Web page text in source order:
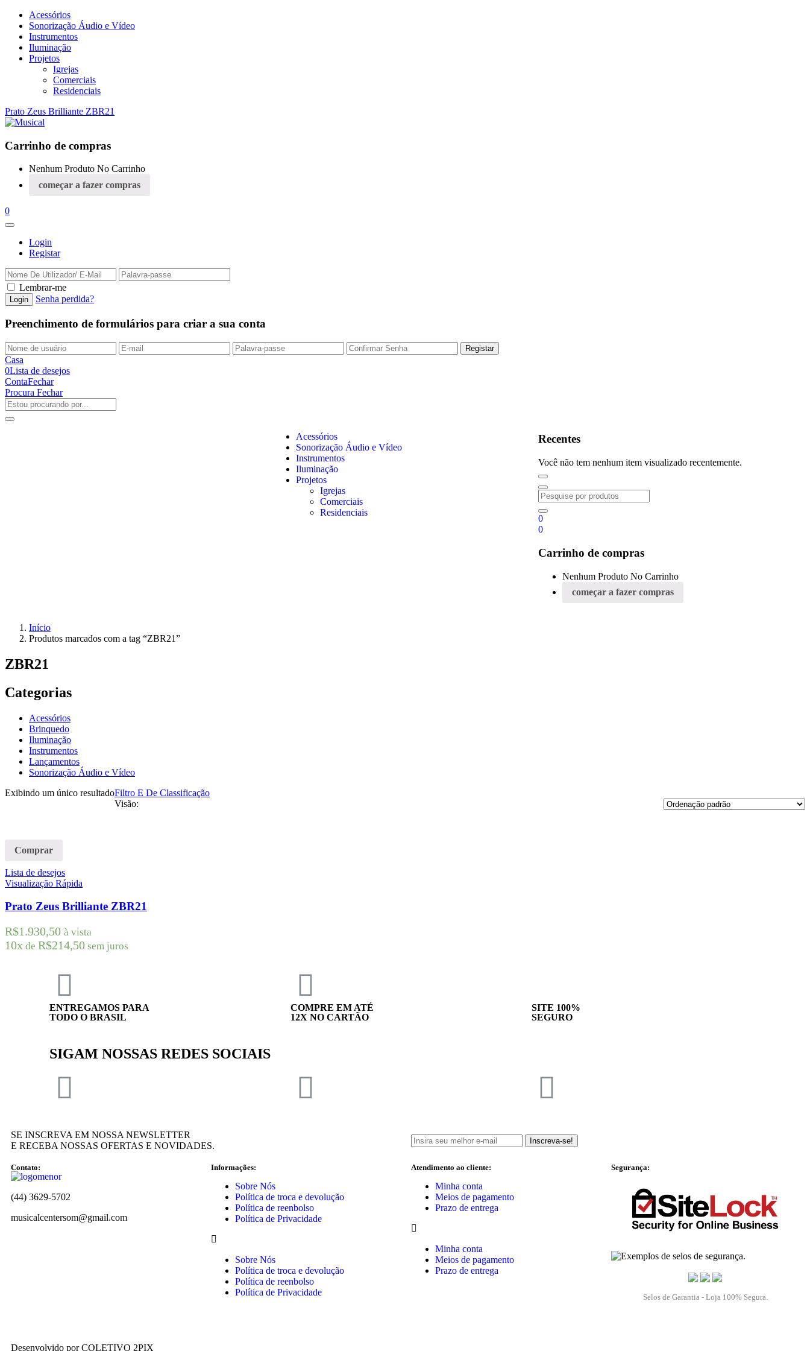
Acessórios
Sonorização Áudio e Vídeo
Instrumentos
Iluminação
Projetos
Igrejas
Comerciais
Residenciais
Prato Zeus Brilliante ZBR21
Carrinho de compras
Nenhum Produto No Carrinho
começar a fazer compras
0
Login
Registar
Lembrar-me
Senha perdida?
Preenchimento de formulários para criar a sua conta
Casa
0Lista de desejos
ContaFechar
Procura Fechar
Acessórios
Sonorização Áudio e Vídeo
Instrumentos
Iluminação
Projetos
Igrejas
Comerciais
Residenciais
Recentes
Você não tem nenhum item visualizado recentemente.
0
0
Carrinho de compras
Nenhum Produto No Carrinho
começar a fazer compras
Início
Produtos marcados com a tag “ZBR21”
ZBR21
Categorias
Acessórios
Brinquedo
Iluminação
Instrumentos
Lançamentos
Sonorização Áudio e Vídeo
Exibindo um único resultadoFiltro E De Classificação
Visão:
Comprar
Lista de desejos
Visualização Rápida
Prato Zeus Brilliante ZBR21
R$1.930,50 à vista
10x de R$214,50 sem juros
ENTREGAMOS PARA
TODO O BRASIL
COMPRE EM ATÉ
12X NO CARTÃO
SITE 100%
SEGURO
SIGAM NOSSAS REDES SOCIAIS
SE INSCREVA EM NOSSA NEWSLETTER
E RECEBA NOSSAS OFERTAS E NOVIDADES.
Inscreva-se!
Contato:
(44) 3629-5702
musicalcentersom@gmail.com
Informações:
Sobre Nós
Política de troca e devolução
Política de reenbolso
Política de Privacidade
Sobre Nós
Política de troca e devolução
Política de reenbolso
Política de Privacidade
Atendimento ao cliente:
Minha conta
Meios de pagamento
Prazo de entrega
Minha conta
Meios de pagamento
Prazo de entrega
Segurança:
Selos de Garantia - Loja 100% Segura.
Desenvolvido por COLETIVO 2PIX